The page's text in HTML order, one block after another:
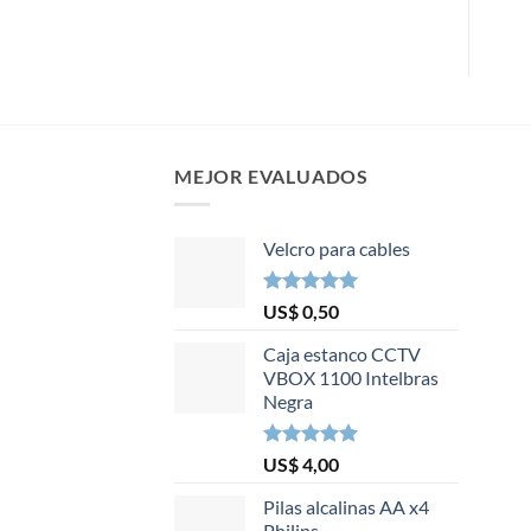
MEJOR EVALUADOS
Velcro para cables
Valorado en
5.00
de 5
US$0,50
Caja estanco CCTV
VBOX 1100 Intelbras
Negra
Valorado en
5.00
de 5
US$4,00
Pilas alcalinas AA x4